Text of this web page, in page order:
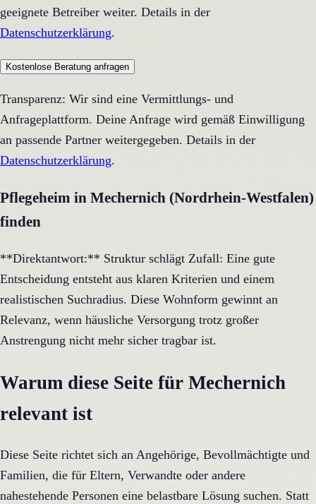
geeignete Betreiber weiter. Details in der
Datenschutzerklärung.
Kostenlose Beratung anfragen
Transparenz: Wir sind eine Vermittlungs- und
Anfrageplattform. Deine Anfrage wird gemäß Einwilligung
an passende Partner weitergegeben. Details in der
Datenschutzerklärung.
Pflegeheim in Mechernich (Nordrhein-Westfalen)
finden
**Direktantwort:** Struktur schlägt Zufall: Eine gute
Entscheidung entsteht aus klaren Kriterien und einem
realistischen Suchradius. Diese Wohnform gewinnt an
Relevanz, wenn häusliche Versorgung trotz großer
Anstrengung nicht mehr sicher tragbar ist.
Warum diese Seite für Mechernich
relevant ist
Diese Seite richtet sich an Angehörige, Bevollmächtigte und
Familien, die für Eltern, Verwandte oder andere
nahestehende Personen eine belastbare Lösung suchen. Statt